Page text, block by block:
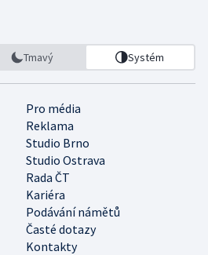
Tmavý Systém
Pro média
Reklama
Studio Brno
Studio Ostrava
Rada ČT
Kariéra
Podávání námětů
Časté dotazy
Kontakty